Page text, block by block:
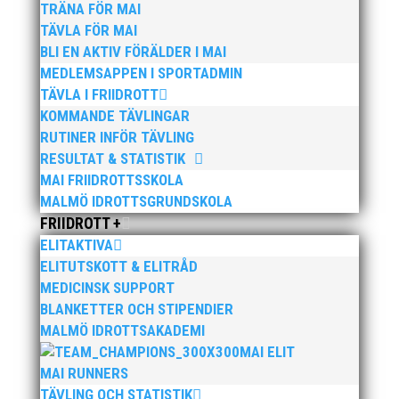
TRÄNA FÖR MAI
TÄVLA FÖR MAI
BLI EN AKTIV FÖRÄLDER I MAI
MEDLEMSAPPEN I SPORTADMIN
TÄVLA I FRIIDROTT
KOMMANDE TÄVLINGAR
RUTINER INFÖR TÄVLING
RESULTAT & STATISTIK
MAI FRIIDROTTSSKOLA
MALMÖ IDROTTSGRUNDSKOLA
FRIIDROTT +
ELITAKTIVA
ELITUTSKOTT & ELITRÅD
MEDICINSK SUPPORT
BLANKETTER OCH STIPENDIER
MALMÖ IDROTTSAKADEMI
MAI ELIT
MAI RUNNERS
TÄVLING OCH STATISTIK
Publicerat tidigare
Bilder från Stafett-SM 2026. Foto: Thomas
Leandersson Fler bilder från MAI:s Årsmöte 2026